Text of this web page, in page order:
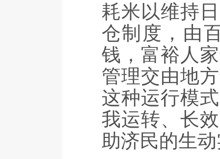
耗米以维持
仓制度，由
钱，富裕人
管理交由地
这种运行模
我运转、长
助济民的生